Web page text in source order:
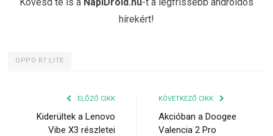
hírekért!
OPPO R7 LITE
ELŐZŐ CIKK
Kiderültek a Lenovo
Vibe X3 részletei
KÖVETKEZŐ CIKK
Akcióban a Doogee
Valencia 2 Pro